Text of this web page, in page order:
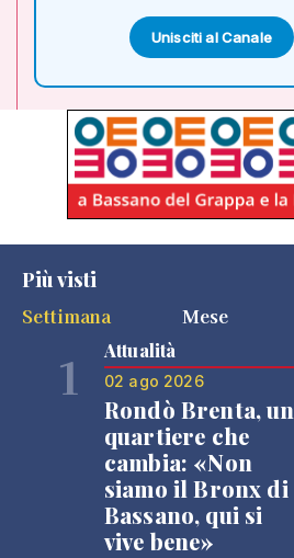
Unisciti al Canale
Più visti
Settimana
Mese
1 Attualità
02 ago 2026
Rondò Brenta, un
quartiere che
cambia: «Non
siamo il Bronx di
Bassano, qui si
vive bene»